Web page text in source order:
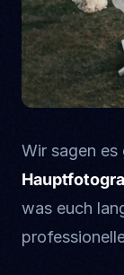
Wir sagen es
was euch